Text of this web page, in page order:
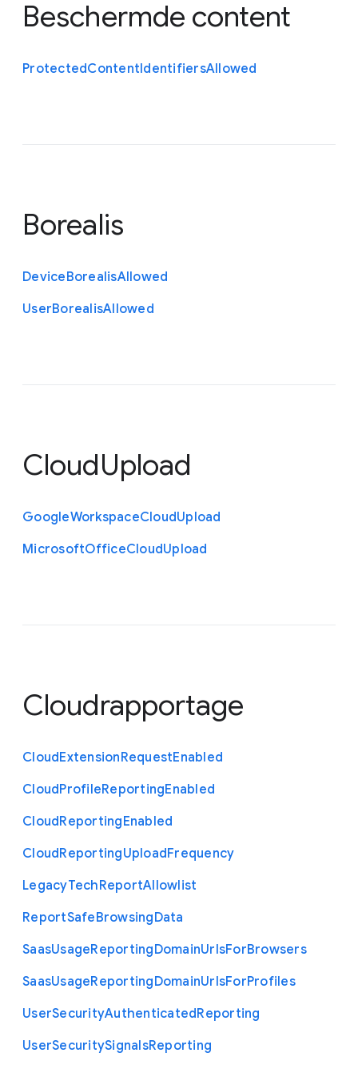
Beschermde content
ProtectedContentIdentifiersAllowed
Borealis
DeviceBorealisAllowed
UserBorealisAllowed
CloudUpload
GoogleWorkspaceCloudUpload
MicrosoftOfficeCloudUpload
Cloudrapportage
CloudExtensionRequestEnabled
CloudProfileReportingEnabled
CloudReportingEnabled
CloudReportingUploadFrequency
LegacyTechReportAllowlist
ReportSafeBrowsingData
SaasUsageReportingDomainUrlsForBrowsers
SaasUsageReportingDomainUrlsForProfiles
UserSecurityAuthenticatedReporting
UserSecuritySignalsReporting